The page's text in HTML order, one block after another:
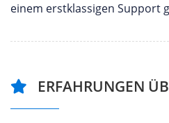
einem erstklassigen Support
ERFAHRUNGEN